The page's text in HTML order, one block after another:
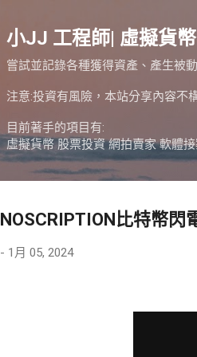
小JJ 工程師| 虛擬貨
嘗試並記錄各種獲得資產、產生被
注意:投資有風險，本站分享內容不
目前著手的項目有:
虛擬貨幣 股票投資 網拍賣家 軟體
NOSCRIPTION比特幣閃
- 1月 05, 2024